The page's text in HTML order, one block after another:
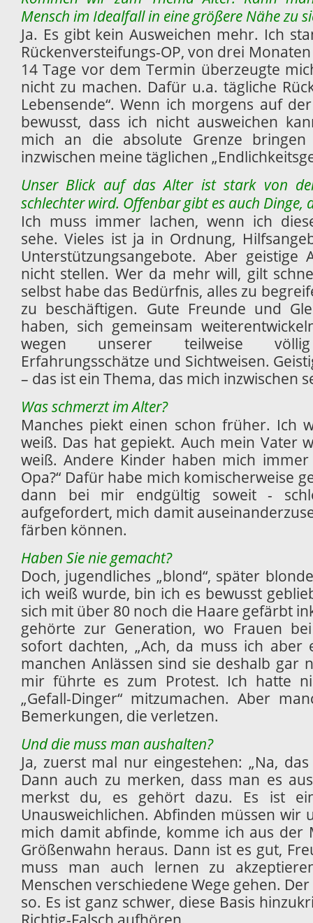
Mensch im Idealfall in eine größere Nähe zu
Ja. Es gibt kein Ausweichen mehr. Ich
Rückenversteifungs-OP, von drei
14 Tage vor dem Termin überzeugte
nicht zu machen. Dafür u.a. tägliche
Lebensende“. Wenn ich morgens auf
bewusst, dass ich nicht ausweichen
mich an die absolute Grenze
inzwischen meine täglichen
Unser Blick auf das Alter ist stark von
schlechter wird. Offenbar gibt es auch Dinge,
Ich muss immer lachen, wenn ich
sehe. Vieles ist ja in Ordnung,
Unterstützungsangebote. Aber geistige
nicht stellen. Wer da mehr will, gilt
selbst habe das Bedürfnis, alles zu
zu beschäftigen. Gute Freunde und
haben, sich gemeinsam
wegen unserer teilweise völlig
Erfahrungsschätze und Sichtweisen.
– das ist ein Thema, das mich inzwischen
Was schmerzt im Alter?
Manches piekt einen schon früher. Ich
weiß. Das hat gepiekt. Auch mein Vater
weiß. Andere Kinder haben mich
Opa?“ Dafür habe mich komischerweise
dann bei mir endgültig soweit -
aufgefordert, mich damit
färben können.
Haben Sie nie gemacht?
Doch, jugendliches „blond“, später
ich weiß wurde, bin ich es bewusst
sich mit über 80 noch die Haare gefärbt
gehörte zur Generation, wo Frauen
sofort dachten, „Ach, da muss ich aber
manchen Anlässen sind sie deshalb gar
mir führte es zum Protest. Ich hatte
„Gefall-Dinger“ mitzumachen. Aber
Bemerkungen, die verletzen.
Und die muss man aushalten?
Ja, zuerst mal nur eingestehen: „Na,
Dann auch zu merken, dass man es
merkst du, es gehört dazu. Es ist
Unausweichlichen. Abfinden müssen wir
mich damit abfinde, komme ich aus der
Größenwahn heraus. Dann ist es gut,
muss man auch lernen zu
Menschen verschiedene Wege gehen.
so. Es ist ganz schwer, diese Basis